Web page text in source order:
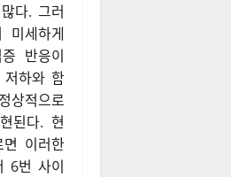
다. 그러
미세하게
반응이
저하와 함
상적으로
된다. 현
이러한
6번 사이